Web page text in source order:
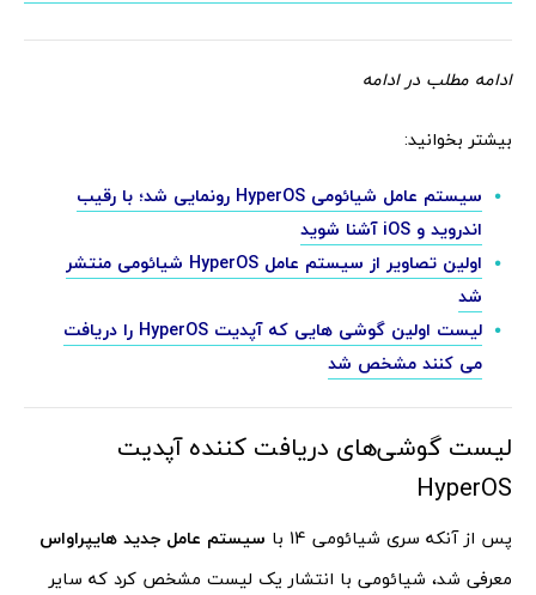
ادامه مطلب در ادامه
بیشتر بخوانید:
سیستم عامل شیائومی HyperOS رونمایی شد؛ با رقیب
اندروید و iOS آشنا شوید
اولین تصاویر از سیستم عامل HyperOS شیائومی منتشر
شد
لیست اولین گوشی هایی که آپدیت HyperOS را دریافت
می کنند مشخص شد
لیست گوشی‌های دریافت کننده آپدیت
HyperOS
پس از آنکه سری شیائومی 14 با
سیستم عامل جدید هایپراواس
معرفی شد، شیائومی با انتشار یک لیست مشخص کرد که سایر